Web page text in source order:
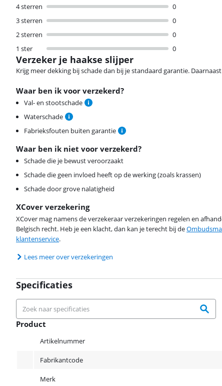
4 sterren
0
3 sterren
0
2 sterren
0
1 ster
0
Verzeker je haakse slijper
Krijg meer dekking bij schade dan bij je standaard garantie.
Waar ben ik voor verzekerd?
Val- en stootschade
Waterschade
Fabrieksfouten buiten garantie
Waar ben ik niet voor verzekerd?
Schade die je bewust veroorzaakt
Schade die geen invloed heeft op de werking (zoals krassen)
Schade door grove nalatigheid
XCover verzekering
XCover mag namens de verzekeraar verzekeringen regelen en
Belgisch recht. Heb je een klacht, dan kan je terecht bij de
klantenservice.
Lees meer over verzekeringen
Specificaties
Product
Artikelnummer
Fabrikantcode
Merk